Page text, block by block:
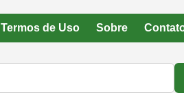
Termos de Uso Sobre